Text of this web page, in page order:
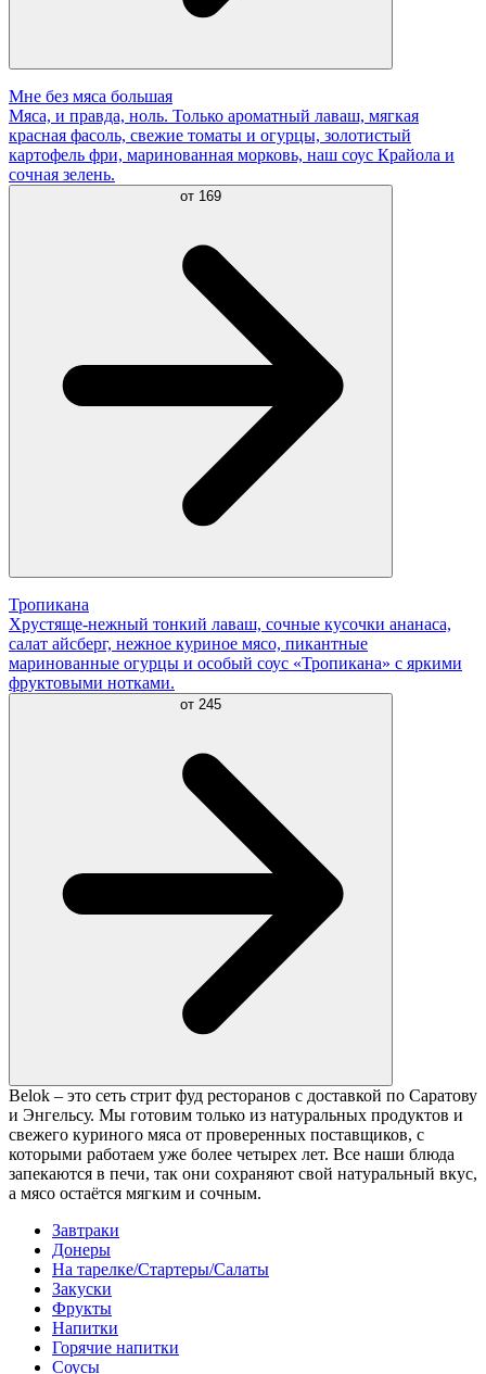
Мне без мяса большая
Мяса, и правда, ноль. Только ароматный лаваш, мягкая
красная фасоль, свежие томаты и огурцы, золотистый
картофель фри, маринованная морковь, наш соус Крайола и
сочная зелень.
от 169
Тропикана
Хрустяще-нежный тонкий лаваш, сочные кусочки ананаса,
салат айсберг, нежное куриное мясо, пикантные
маринованные огурцы и особый соус «Тропикана» с яркими
фруктовыми нотками.
от 245
Belok – это сеть стрит фуд ресторанов с доставкой по Саратову
и Энгельсу. Мы готовим только из натуральных продуктов и
свежего куриного мяса от проверенных поставщиков, с
которыми работаем уже более четырех лет. Все наши блюда
запекаются в печи, так они сохраняют свой натуральный вкус,
а мясо остаётся мягким и сочным.
Завтраки
Донеры
На тарелке/Стартеры/Салаты
Закуски
Фрукты
Напитки
Горячие напитки
Соусы